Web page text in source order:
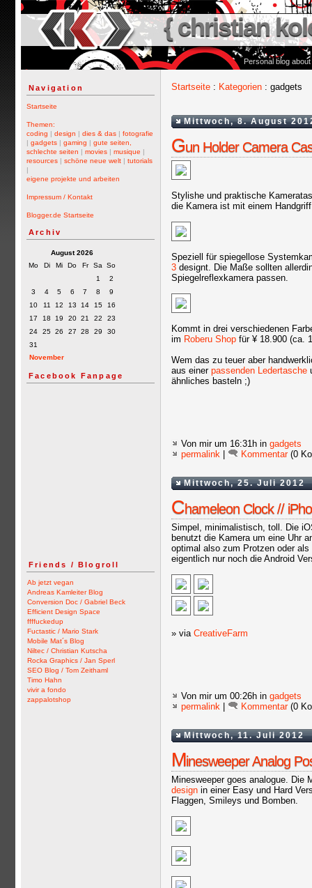
{ christian
Personal blog
Navigation
Startseite
Themen:
coding | design | dies & das | fotografie
| gadgets | gaming | gute seiten,
schlechte seiten | movies | musique |
resources | schöne neue welt | tutorials
|
eigene projekte und arbeiten
Impressum / Kontakt
Blogger.de Startseite
Archiv
August 2026
Mo
Di Mi Do Fr Sa
So
1
2
3
4 5 6 7 8
9
10
11 12 13 14 15
16
17
18 19 20 21 22
23
24
25 26 27 28 29
30
31
November
Facebook Fanpage
Friends / Blogroll
Ab jetzt vegan
Andreas Kamleiter Blog
Conversion Doc / Gabriel Beck
Efficient Design Space
ffffuckedup
Fuctastic / Mario Stark
Mobile Mat´s Blog
Niltec / Christian Kutscha
Rocka Graphics / Jan Sperl
SEO Blog / Tom Zeithaml
Timo Hahn
vivir a fondo
zappalotshop
Startseite : Kategorien : gadgets
Mittwoch, 8. August
Gun Holder Camera
Stylishe und praktische
die Kamera ist mit einem
Speziell für spiegellose
3 designt. Die Maße sollten
Spiegelreflexkamera passen.
Kommt in drei verschiedenen
im Roberu Shop für ¥ 18.900 (ca.
Wem das zu teuer aber
aus einer passenden Ledertasche
ähnliches basteln ;)
Von mir um 16:31h in gadgets
permalink
Kommentar(0
Mittwoch, 25. Juli 2012
Chameleon Clock //
Simpel, minimalistisch, toll. Die
benutzt die Kamera um eine Uhr
optimal also zum Protzen oder
eigentlich nur noch die Android
» via CreativeFarm
Von mir um 00:26h in gadgets
permalink
Kommentar(0
Mittwoch, 11. Juli 2012
Minesweeper Analog
Minesweeper goes analogue. Die
design in einer Easy und Hard
Flaggen, Smileys und Bomben.